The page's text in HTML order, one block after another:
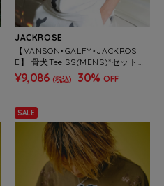
JACKROSE
【VANSON×GALFY×JACKROS
E】 骨犬Tee SS(MENS)*セットア
ップ対応
¥9,086 (税込) 30% OFF
SALE